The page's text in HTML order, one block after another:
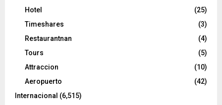
Hotel
(25)
Timeshares
(3)
Restaurantnan
(4)
Tours
(5)
Attraccion
(10)
Aeropuerto
(42)
Internacional (6,515)